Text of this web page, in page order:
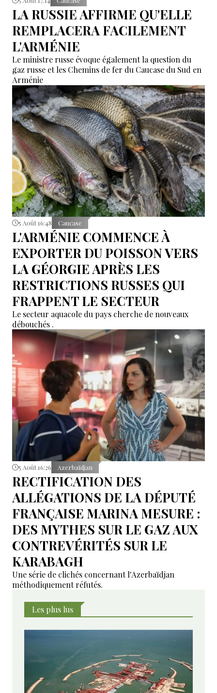
LA RUSSIE AFFIRME QU'ELLE
REMPLACERA FACILEMENT
L'ARMÉNIE
Le ministre russe évoque également la question du
gaz russe et les Chemins de fer du Caucase du Sud en
Arménie
5 Août 16:48 Caucase
L'ARMÉNIE COMMENCE À
EXPORTER DU POISSON VERS
LA GÉORGIE APRÈS LES
RESTRICTIONS RUSSES QUI
FRAPPENT LE SECTEUR
Le secteur aquacole du pays cherche de nouveaux
débouchés .
5 Août 16:26 Azerbaïdjan
RECTIFICATION DES
ALLÉGATIONS DE LA DÉPUTÉ
FRANÇAISE MARINA MESURE :
DES MYTHES SUR LE GAZ AUX
CONTREVÉRITÉS SUR LE
KARABAGH
Une série de clichés concernant l'Azerbaïdjan
méthodiquement réfutés.
Les plus lus